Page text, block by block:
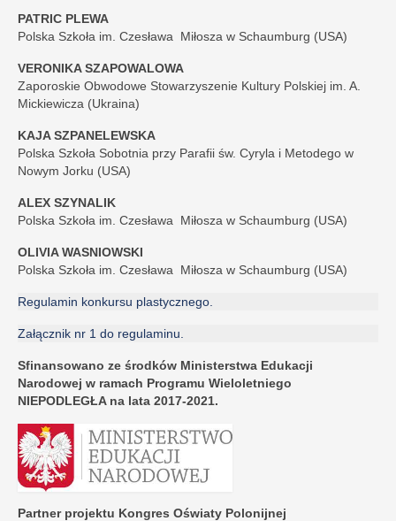
PATRIC PLEWA
Polska Szkoła im. Czesława Miłosza w Schaumburg (USA)
VERONIKA SZAPOWALOWA
Zaporoskie Obwodowe Stowarzyszenie Kultury Polskiej im. A.
Mickiewicza (Ukraina)
KAJA SZPANELEWSKA
Polska Szkoła Sobotnia przy Parafii św. Cyryla i Metodego w
Nowym Jorku (USA)
ALEX SZYNALIK
Polska Szkoła im. Czesława Miłosza w Schaumburg (USA)
OLIVIA WASNIOWSKI
Polska Szkoła im. Czesława Miłosza w Schaumburg (USA)
Regulamin konkursu plastycznego.
Załącznik nr 1 do regulaminu.
Sfinansowano ze środków Ministerstwa Edukacji
Narodowej w ramach Programu Wieloletniego
NIEPODLEGŁA na lata 2017-2021.
Partner projektu Kongres Oświaty Polonijnej